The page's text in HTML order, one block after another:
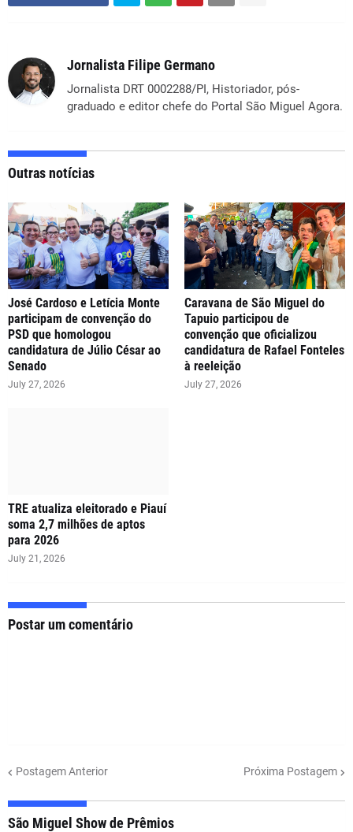
Jornalista Filipe Germano
Jornalista DRT 0002288/PI, Historiador, pós-
graduado e editor chefe do Portal São Miguel Agora.
Outras notícias
José Cardoso e Letícia Monte
participam de convenção do
PSD que homologou
candidatura de Júlio César ao
Senado
July 27, 2026
Caravana de São Miguel do
Tapuio participou de
convenção que oficializou
candidatura de Rafael Fonteles
à reeleição
July 27, 2026
TRE atualiza eleitorado e Piauí
soma 2,7 milhões de aptos
para 2026
July 21, 2026
Postar um comentário
Postagem Anterior Próxima Postagem
São Miguel Show de Prêmios